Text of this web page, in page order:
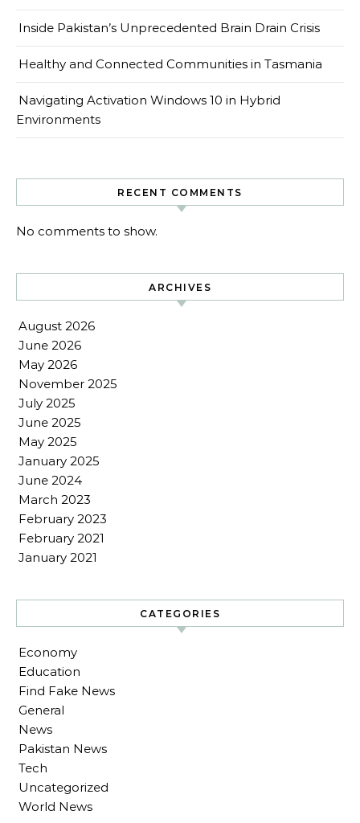
Inside Pakistan’s Unprecedented Brain Drain Crisis
Healthy and Connected Communities in Tasmania
Navigating Activation Windows 10 in Hybrid
Environments
RECENT COMMENTS
No comments to show.
ARCHIVES
August 2026
June 2026
May 2026
November 2025
July 2025
June 2025
May 2025
January 2025
June 2024
March 2023
February 2023
February 2021
January 2021
CATEGORIES
Economy
Education
Find Fake News
General
News
Pakistan News
Tech
Uncategorized
World News